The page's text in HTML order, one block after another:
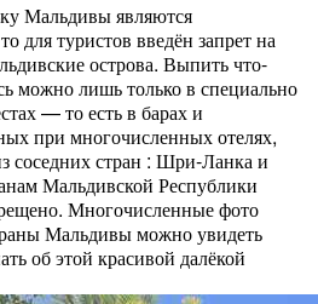
Мальдивы являются
для туристов введён запрет на
острова. Выпить что-
можно лишь только в специально
— то есть в барах и
при многочисленных отелях,
соседних стран : Шри-Ланка и
Мальдивской Республики
Многочисленные фото
Мальдивы можно увидеть
об этой красивой далёкой